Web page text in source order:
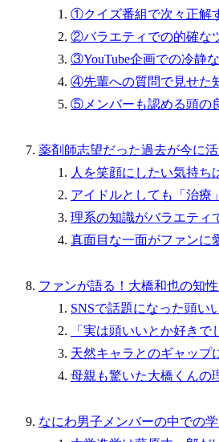
①クイズ番組で次々正解
②バラエティでの的確な
③YouTube企画での冷静
④先輩への質問で見せた
⑤メンバーも認める頭の
薬剤師志望だった過去が今に
人を笑顔にしたい気持ち
アイドルとしても「治療
理系の知識がバラエティ
真面目な一面がファンに
ファンが語る！大橋和也の知
SNSで話題になった頭い
「実は頭いいとか好き
天然キャラとのギャップ
母親も驚いた大橋くんの
なにわ男子メンバーの中での